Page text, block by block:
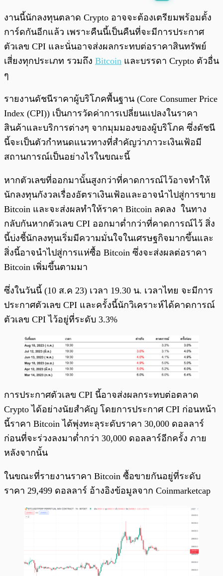
พร้อมเล่น /0:00
งานนี้นักลงทุนตลาด Crypto อาจจะต้องเตรียมพร้อมตั้ง
การ์ดกันอีกแล้ว เพราะคืนนี้เป็นคืนที่จะมีการประกาศ
ตัวเลข CPI และนั่นอาจส่งผลกระทบต่อราคาสินทรัพย์
เสี่ยงทุกประเภท รวมถึง Bitcoin และบรรดา Crypto ตัวอื่น
ๆ
รายงานดัชนีราคาผู้บริโภคพื้นฐาน (Core Consumer Price
Index (CPI)) เป็นการวัดค่าการเปลี่ยนแปลงในราคา
สินค้าและบริการต่างๆ จากมุมมองของผู้บริโภค ซึ่งดัชนี
นี้จะเป็นตัวกำหนดแนวทางที่สำคัญว่าภาวะเงินเฟ้อมี
สถานการณ์เป็นอย่างไรในขณะนี้
หากตัวเลขที่ออกมานั้นสูงกว่าที่คาดการณ์ไว้อาจทำให้
นักลงทุนกังวลเรื่องอัตราเงินเฟ้อและอาจนำไปสู่การขาย
Bitcoin และจะส่งผลทำให้ราคา Bitcoin ลดลง ในทาง
กลับกันหากตัวเลข CPI ออกมาต่ำกว่าที่คาดการณ์ไว้ สิ่ง
นี้บ่งชี้นักลงทุนเริ่มมีความมั่นใจในเศรษฐกิจมากขึ้นและ
สิ่งนี้อาจนำไปสู่การแห่ซื้อ Bitcoin ซึ่งจะส่งผลต่อราคา
Bitcoin เพิ่มขึ้นตามมา
ซึ่งในวันนี้ (10 ส.ค 23) เวลา 19.30 น. เวลาไทย จะมีการ
ประกาศตัวเลข CPI และครั้งนี้นักวิเคราะห์ได้คาดการณ์
ตัวเลข CPI ไว้อยู่ที่ระดับ 3.3%
การประกาศตัวเลข CPI นี้อาจส่งผลกระทบต่อตลาด
Crypto ได้อย่างนัยสำคัญ โดยการประกาศ CPI ก่อนหน้า
นี้ราคา Bitcoin ได้พุ่งทะลุระดับราคา 30,000 ดอลลาร์
ก่อนที่จะร่วงลงมาต่ำกว่า 30,000 ดอลลาร์อีกครั้ง ภาย
หลังจากนั้น
ในขณะที่รายงานราคา Bitcoin ซื้อขายกันอยู่ที่ระดับ
ราคา 29,499 ดอลลาร์ อ้างอิงข้อมูลจาก Coinmarketcap